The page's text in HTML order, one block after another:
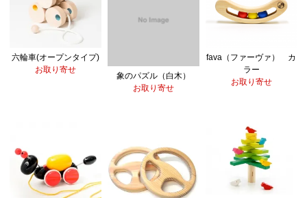
六輪車(オープンタイプ)
お取り寄せ
象のパズル（白木）
お取り寄せ
fava（ファーヴァ） カ
ラー
お取り寄せ